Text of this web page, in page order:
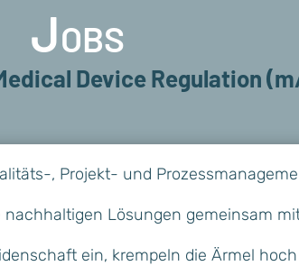
Jobs
Device Regulation
, Projekt- und
Lösungen gemeinsam
ein, krempeln die Ärmel